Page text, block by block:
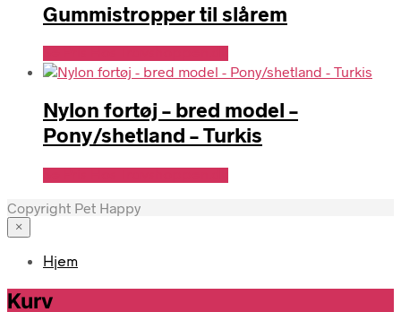
Gummistropper til slårem
Nylon fortøj – bred model –
Pony/shetland – Turkis
Copyright Pet Happy
×
Hjem
Kurv